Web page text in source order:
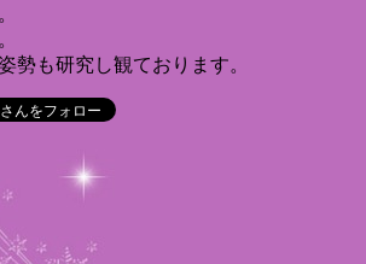
勢も研究し観ております。